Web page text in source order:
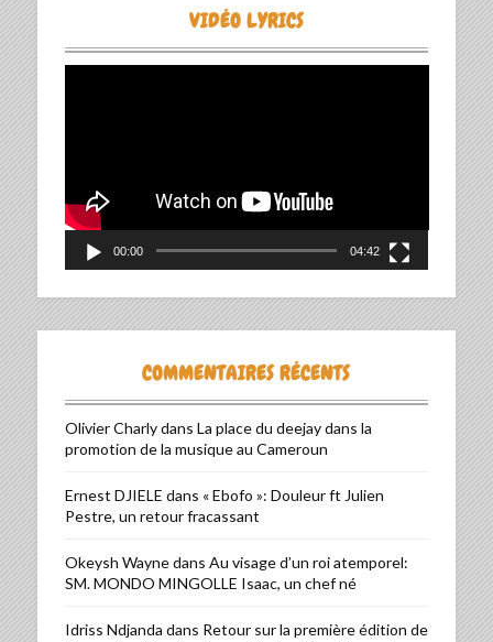
VIDÉO LYRICS
00:00 04:42
COMMENTAIRES RÉCENTS
Olivier Charlydans La place du deejay dans la
promotion de la musique au Cameroun
Ernest DJIELE dans « Ebofo »: Douleur ft Julien
Pestre, un retour fracassant
Okeysh Waynedans Au visage d’un roi atemporel:
SM. MONDO MINGOLLE Isaac, un chef né
Idriss Ndjanda dans Retour sur la première édition de